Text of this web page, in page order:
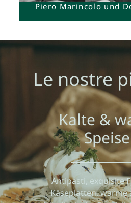
Piero Marincolo und
Le nostre
Kalte &
Antipasti, exquisite
Käseplatten, warme